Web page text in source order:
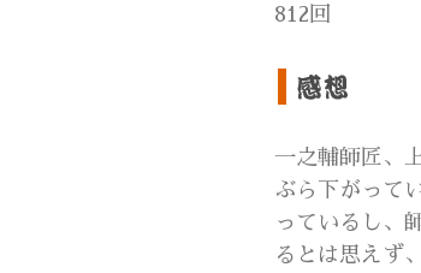
812回
一之輔師匠、
ぶら下がって
っているし、
るとは思えず